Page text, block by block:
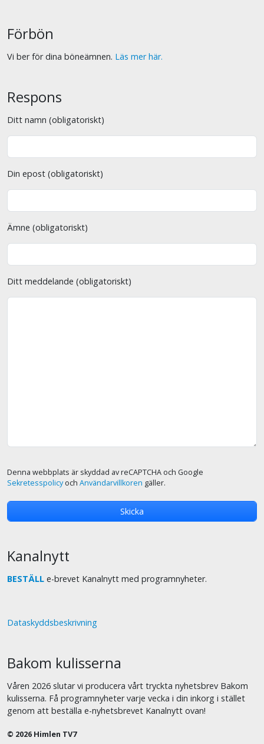
Förbön
Vi ber för dina böneämnen. Läs mer här.
Respons
Ditt namn (obligatoriskt)
Din epost (obligatoriskt)
Ämne (obligatoriskt)
Ditt meddelande (obligatoriskt)
Denna webbplats är skyddad av reCAPTCHA och Google
Sekretesspolicyoch Användarvillkoren gäller.
Kanalnytt
BESTÄLL e-brevet Kanalnytt med programnyheter.
Dataskyddsbeskrivning
Bakom kulisserna
Våren 2026 slutar vi producera vårt tryckta nyhetsbrev Bakom
kulisserna. Få programnyheter varje vecka i din inkorg i stället
genom att beställa e-nyhetsbrevet Kanalnytt ovan!
© 2026 Himlen TV7